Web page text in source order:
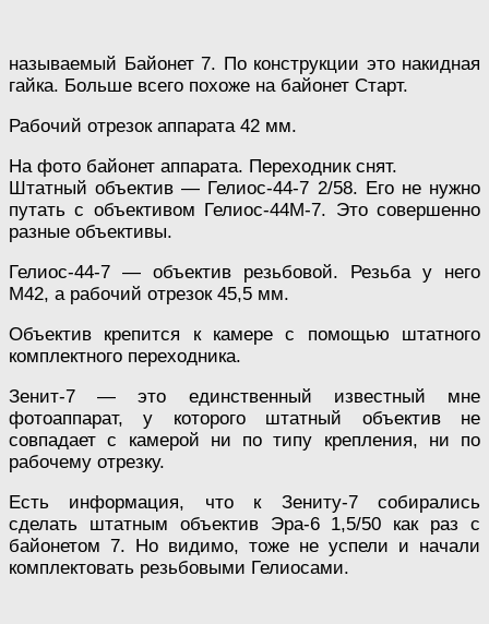
называемый Байонет 7. По конструкции это накидная
гайка. Больше всего похоже на байонет Старт.
Рабочий отрезок аппарата 42 мм.
На фото байонет аппарата. Переходник снят.
Штатный объектив — Гелиос-44-7 2/58. Его не нужно
путать с объективом Гелиос-44М-7. Это совершенно
разные объективы.
Гелиос-44-7 — объектив резьбовой. Резьба у него
М42, а рабочий отрезок 45,5 мм.
Объектив крепится к камере с помощью штатного
комплектного переходника.
Зенит-7 — это единственный известный мне
фотоаппарат, у которого штатный объектив не
совпадает с камерой ни по типу крепления, ни по
рабочему отрезку.
Есть информация, что к Зениту-7 собирались
сделать штатным объектив Эра-6 1,5/50 как раз с
байонетом 7. Но видимо, тоже не успели и начали
комплектовать резьбовыми Гелиосами.